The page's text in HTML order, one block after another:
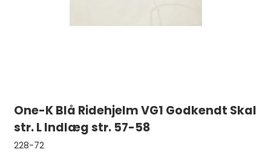
One-K Blå Ridehjelm VG1 Godkendt Skal
str. L Indlæg str. 57-58
228-72